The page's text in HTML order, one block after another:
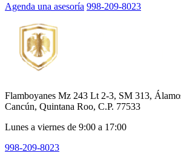
Agenda una asesoría 998-209-8023
Flamboyanes Mz 243 Lt 2-3, SM 313,
Cancún, Quintana Roo, C.P. 77533
Lunes a viernes de 9:00 a 17:00
998-209-8023